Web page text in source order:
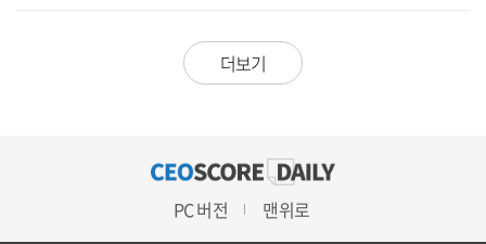
더보기
PC 버전 맨위로